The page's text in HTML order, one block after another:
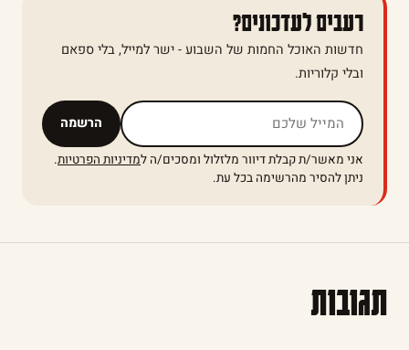
רעבים לעדכונים?
חדשות האוכל החמות של השבוע - ישר למייל, בלי ספאם
ובלי קלוריות.
הרשמה אל תמלאו שדה זה
אני מאשר/ת קבלת דיוור מלזלול ומסכים/ה למדיניות הפרטיות.
ניתן להסיר מהרשימה בכל עת.
תגובות